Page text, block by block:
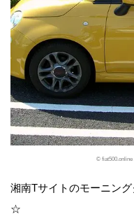
© fiat500.online
湘南Tサイトのモーニン
☆